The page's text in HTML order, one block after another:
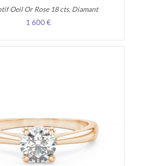
Oeil Or Rose 18 cts, Diamant
1 600 €